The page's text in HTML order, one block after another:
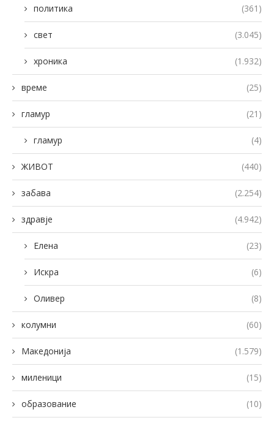
политика (361)
свет (3.045)
хроника (1.932)
време (25)
гламур (21)
гламур (4)
ЖИВОТ (440)
забава (2.254)
здравје (4.942)
Елена (23)
Искра (6)
Оливер (8)
колумни (60)
Македонија (1.579)
миленици (15)
образование (10)